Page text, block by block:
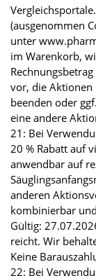
(ausgenommen
unter
im Warenkorb,
vor, die Aktionen
beenden oder
eine andere
21: Bei
20 % Rabatt auf
anwendbar auf
anderen
kombinierbar
Gültig:
reicht. Wir
Keine
22: Bei